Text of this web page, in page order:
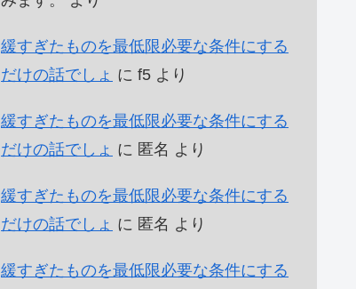
緩すぎたものを最低限必要な条件にする
だけの話でしょ に f5 より
緩すぎたものを最低限必要な条件にする
だけの話でしょ に 匿名 より
緩すぎたものを最低限必要な条件にする
だけの話でしょ に 匿名 より
緩すぎたものを最低限必要な条件にする